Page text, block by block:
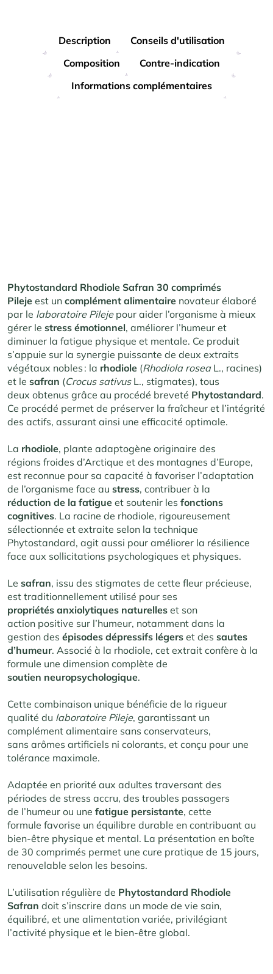
Description
Conseils d'utilisation
Composition
Contre-indication
Informations complémentaires
Phytostandard Rhodiole Safran 30 comprimés
Pileje est un complément alimentaire novateur élaboré
par le laboratoire Pilejepour aider l’organisme à mieux
gérer le stress émotionnel, améliorer l’humeur et
diminuer la fatigue physique et mentale. Ce produit
s’appuie sur la synergie puissante de deux extraits
végétaux nobles : la rhodiole (Rhodiola roseaL., racines)
et le safran (Crocus sativusL., stigmates), tous
deux obtenus grâce au procédé breveté Phytostandard.
Ce procédé permet de préserver la fraîcheur et l’intégrité
des actifs, assurant ainsi une efficacité optimale.
La rhodiole, plante adaptogène originaire des
régions froides d’Arctique et des montagnes d’Europe,
est reconnue pour sa capacité à favoriser l’adaptation
de l’organisme face au stress, contribuer à la
réduction de la fatigue et soutenir les fonctions
cognitives. La racine de rhodiole, rigoureusement
sélectionnée et extraite selon la technique
Phytostandard, agit aussi pour améliorer la résilience
face aux sollicitations psychologiques et physiques.
Le safran, issu des stigmates de cette fleur précieuse,
est traditionnellement utilisé pour ses
propriétés anxiolytiques naturelles et son
action positive sur l’humeur, notamment dans la
gestion des épisodes dépressifs légers et des sautes
d’humeur. Associé à la rhodiole, cet extrait confère à la
formule une dimension complète de
soutien neuropsychologique.
Cette combinaison unique bénéficie de la rigueur
qualité du laboratoire Pileje, garantissant un
complément alimentaire sans conservateurs,
sans arômes artificiels ni colorants, et conçu pour une
tolérance maximale.
Adaptée en priorité aux adultes traversant des
périodes de stress accru, des troubles passagers
de l’humeur ou une fatigue persistante, cette
formule favorise un équilibre durable en contribuant au
bien-être physique et mental. La présentation en boîte
de 30 comprimés permet une cure pratique de 15 jours,
renouvelable selon les besoins.
L’utilisation régulière de Phytostandard Rhodiole
Safran doit s’inscrire dans un mode de vie sain,
équilibré, et une alimentation variée, privilégiant
l’activité physique et le bien-être global.